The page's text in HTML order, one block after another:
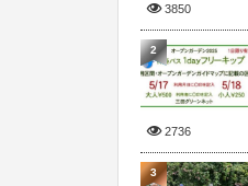
3850
2736
2
3